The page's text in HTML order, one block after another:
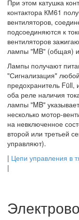
При этом катушка
контактора КМ61
вентиляторов,
подсоединяются к
вентиляторов
лампы "MB" (общая)
Лампы получают
"Сигнализация"
предохранитель Füll,
оба реле наличия
лампы "MB"
несколько мотор-
на невключенное
второй или третьей
управляют).
| Цепи управления в
|